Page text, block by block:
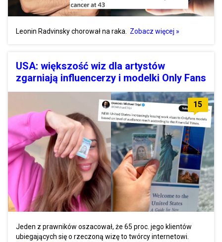
Leonin Radvinsky chorował na raka. Zobacz więcej »
USA: większość wiz dla artystów
zgarniają influencerzy i modelki Only Fans
15
Jeden z prawników oszacował, że 65 proc. jego klientów
ubiegających się o rzeczoną wizę to twórcy internetowi.